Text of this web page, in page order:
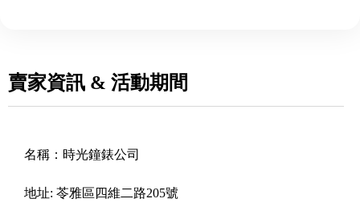
賣家資訊 & 活動期間
名稱： 時光鐘錶公司
地址: 苓雅區四維二路205號